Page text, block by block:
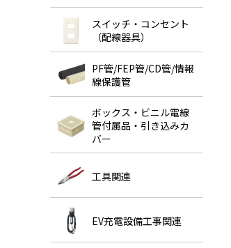
スイッチ・コンセント
（配線器具）
PF管/FEP管/CD管/情報
線保護管
ボックス・ビニル電線
管付属品・引き込みカ
バー
工具関連
EV充電設備工事関連